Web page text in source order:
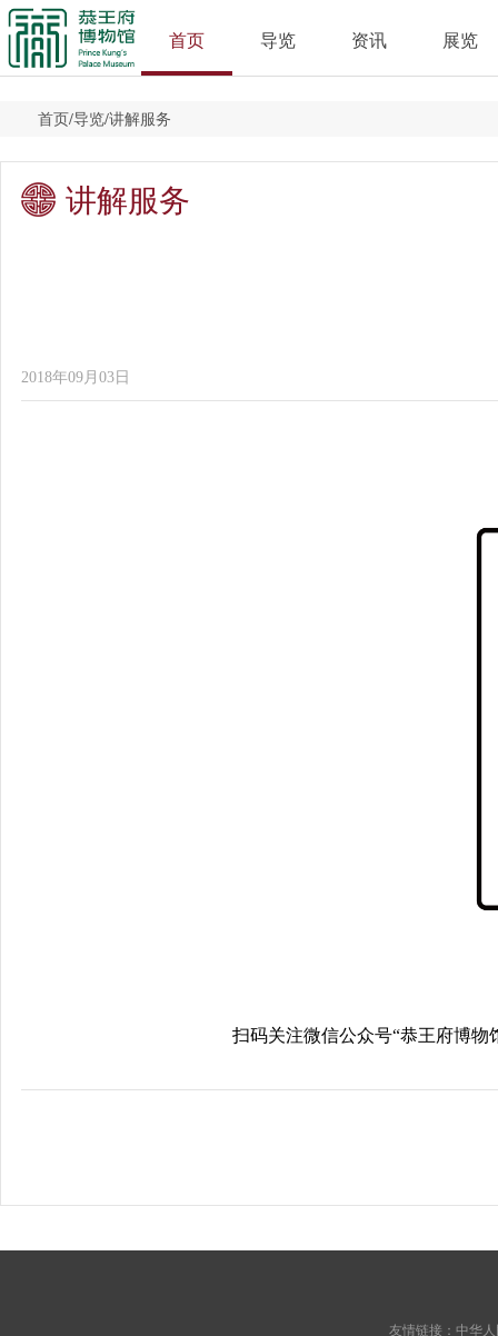
首页 导览 资讯 展览
首页/导览/讲解服务
讲解服务
2018年09月03日
扫码关注微信公众号“恭王府博物
友情链接： 中华